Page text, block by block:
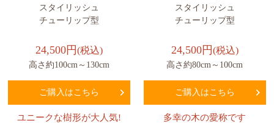
スタイリッシュ
チューリップ型
24,500円(税込)
高さ約100cm～130cm
ご購入はこちら
ユニークな樹形が大人気!
スタイリッシュ
チューリップ型
24,500円(税込)
高さ約80cm～100cm
ご購入はこちら
多幸の木の愛称です